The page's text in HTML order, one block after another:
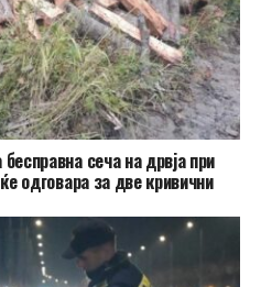
сеча на дрвја при
одговара за две кривични